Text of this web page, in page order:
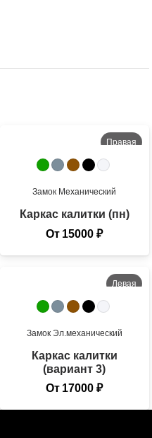
Правая
На улицу
Замок Механический
Каркас калитки (пн)
От 15000₽
Левая
Во двор
Замок Эл.механический
Каркас калитки
(вариант 3)
От 17000₽